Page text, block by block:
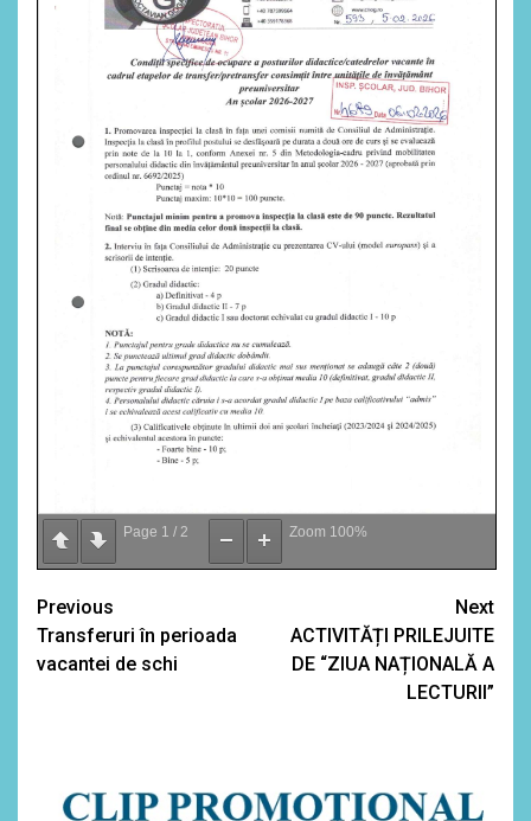
Page 1 / 2 Zoom 100%
Continue
Reading
Previous
Transferuri în perioada
vacantei de schi
Next
ACTIVITĂȚI PRILEJUITE
DE “ZIUA NAȚIONALĂ A
LECTURII”